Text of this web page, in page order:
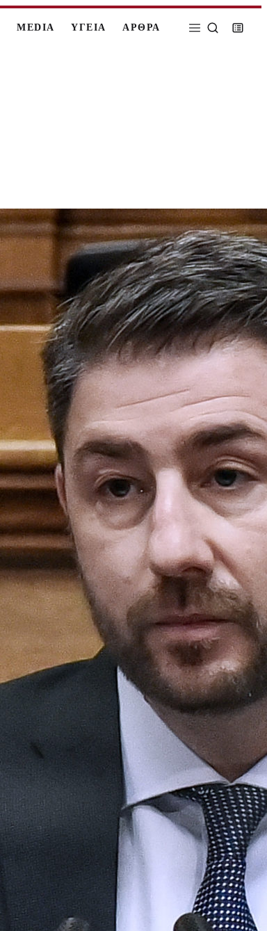
MEDIA ΥΓΕΙΑ ΑΡΘΡΑ